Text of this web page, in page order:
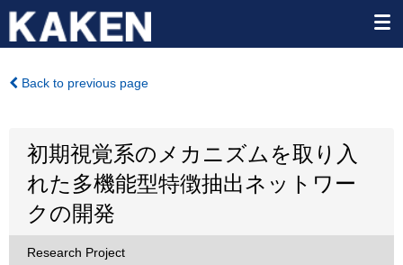
Back to previous page
初期視覚系のメカニズムを取り入
れた多機能型特徴抽出ネットワー
クの開発
Research Project